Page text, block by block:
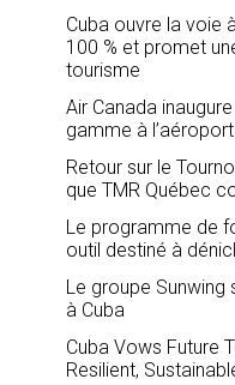
Cuba ouvre la voie
100 % et promet
tourisme
Air Canada
gamme à
Retour sur le
que TMR Québec
Le programme de
outil destiné à
Le groupe
à Cuba
Cuba Vows Future
Resilient,